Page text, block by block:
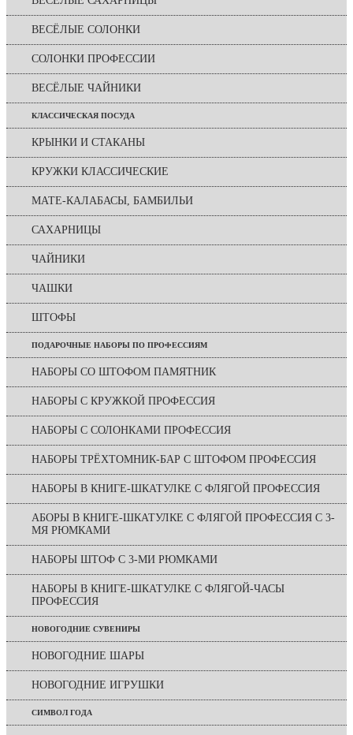
ВЕСЁЛЫЕ СОЛОНКИ
СОЛОНКИ ПРОФЕССИИ
ВЕСЁЛЫЕ ЧАЙНИКИ
КЛАССИЧЕСКАЯ ПОСУДА
КРЫНКИ И СТАКАНЫ
КРУЖКИ КЛАССИЧЕСКИЕ
МАТЕ-КАЛАБАСЫ, БАМБИЛЬИ
САХАРНИЦЫ
ЧАЙНИКИ
ЧАШКИ
ШТОФЫ
ПОДАРОЧНЫЕ НАБОРЫ ПО ПРОФЕССИЯМ
НАБОРЫ СО ШТОФОМ ПАМЯТНИК
НАБОРЫ С КРУЖКОЙ ПРОФЕССИЯ
НАБОРЫ С СОЛОНКАМИ ПРОФЕССИЯ
НАБОРЫ ТРЁХТОМНИК-БАР С ШТОФОМ ПРОФЕССИЯ
НАБОРЫ В КНИГЕ-ШКАТУЛКЕ С ФЛЯГОЙ ПРОФЕССИЯ
АБОРЫ В КНИГЕ-ШКАТУЛКЕ С ФЛЯГОЙ ПРОФЕССИЯ С 3-
МЯ РЮМКАМИ
НАБОРЫ ШТОФ С 3-МИ РЮМКАМИ
НАБОРЫ В КНИГЕ-ШКАТУЛКЕ С ФЛЯГОЙ-ЧАСЫ
ПРОФЕССИЯ
НОВОГОДНИЕ СУВЕНИРЫ
НОВОГОДНИЕ ШАРЫ
НОВОГОДНИЕ ИГРУШКИ
СИМВОЛ ГОДА